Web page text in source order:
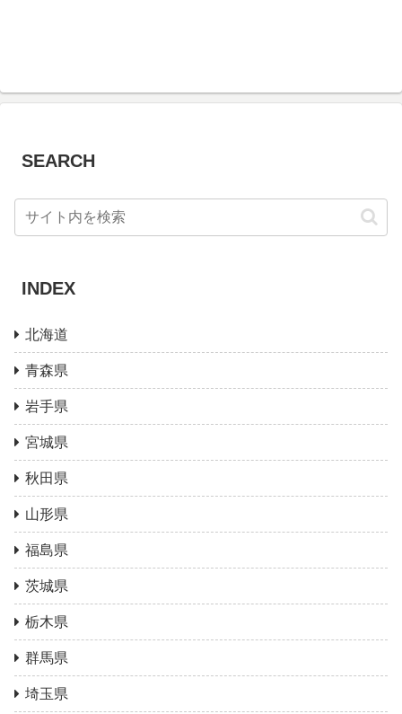
SEARCH
INDEX
北海道
青森県
岩手県
宮城県
秋田県
山形県
福島県
茨城県
栃木県
群馬県
埼玉県